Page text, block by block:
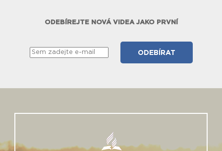
ODEBÍREJTE NOVÁ VIDEA JAKO PRVNÍ